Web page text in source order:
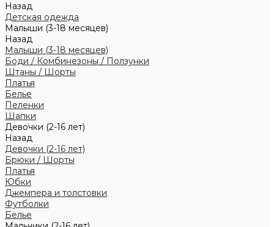
Назад
Детская одежда
Малыши (3-18 месяцев)
Назад
Малыши (3-18 месяцев)
Боди / Комбинезоны / Ползунки
Штаны / Шорты
Платья
Белье
Пеленки
Шапки
Девочки (2-16 лет)
Назад
Девочки (2-16 лет)
Брюки / Шорты
Платья
Юбки
Джемпера и толстовки
Футболки
Белье